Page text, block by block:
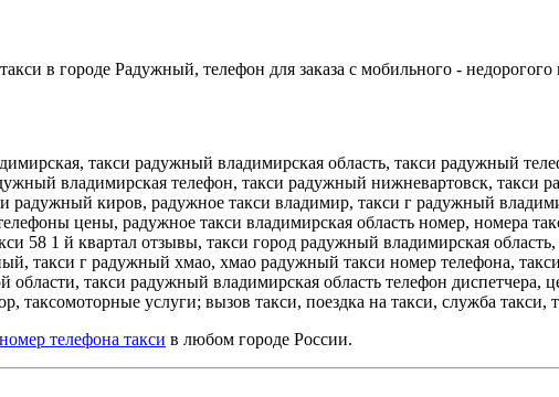
в городе Радужный, телефон для заказа с мобильного - недорогого
такси радужный владимирская область, такси радужный
владимирская телефон, такси радужный нижневартовск, такси
радужный киров, радужное такси владимир, такси г радужный
цены, радужное такси владимирская область номер, номера
58 1 й квартал отзывы, такси город радужный владимирская
такси г радужный хмао, хмао радужный такси номер телефона,
такси радужный владимирская область телефон диспетчера,
таксомоторные услуги; вызов такси, поездка на такси, служба такси,
номер телефона такси в любом городе России.